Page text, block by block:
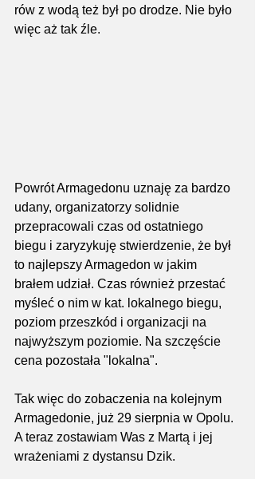
rów z wodą też był po drodze. Nie było
więc aż tak źle.
Powrót Armagedonu uznaję za bardzo
udany, organizatorzy solidnie
przepracowali czas od ostatniego
biegu i zaryzykuję stwierdzenie, że był
to najlepszy Armagedon w jakim
brałem udział. Czas również przestać
myśleć o nim w kat. lokalnego biegu,
poziom przeszkód i organizacji na
najwyższym poziomie. Na szczęście
cena pozostała "lokalna".
Tak więc do zobaczenia na kolejnym
Armagedonie, już 29 sierpnia w Opolu.
A teraz zostawiam Was z Martą i jej
wrażeniami z dystansu Dzik.